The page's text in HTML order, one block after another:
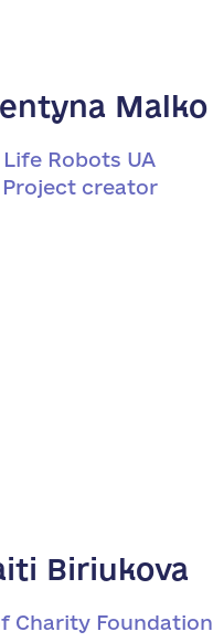
Malko
Life Robots UA
Project creator
Biriukova
Charity Foundation